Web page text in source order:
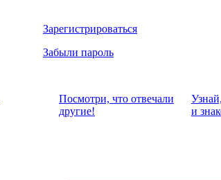
Зарегистрироваться
Забыли пароль
Посмотри, что отвeчали
другие!
и